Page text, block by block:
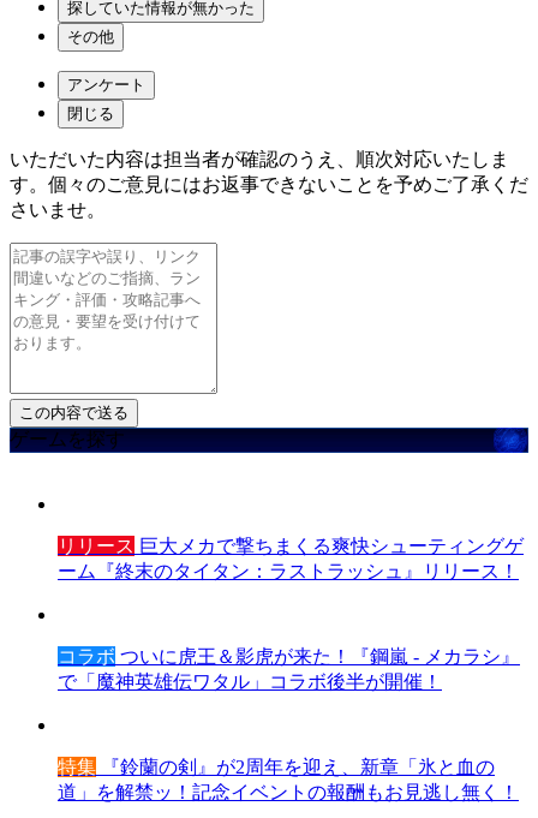
探していた情報が無かった
その他
アンケート
閉じる
いただいた内容は担当者が確認のうえ、順次対応いたしま
す。個々のご意見にはお返事できないことを予めご了承くだ
さいませ。
ゲームを探す
リリース 巨大メカで撃ちまくる爽快シューティングゲ
ーム『終末のタイタン：ラストラッシュ』リリース！
コラボ ついに虎王＆影虎が来た！『鋼嵐 - メカラシ』
で「魔神英雄伝ワタル」コラボ後半が開催！
特集 『鈴蘭の剣』が2周年を迎え、新章「氷と血の
道」を解禁ッ！記念イベントの報酬もお見逃し無く！